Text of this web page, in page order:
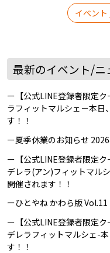
イベン
最新のイベント/ニ
【公式LINE登録者限定
ラフィットマルシェ－本日
す！！
夏季休業のお知らせ
【公式LINE登録者限定
デレラ(アン)フィットマル
開催されます！！
ひとやね かわら版
【公式LINE登録者限定
デレラフィットマルシェ-
す！！